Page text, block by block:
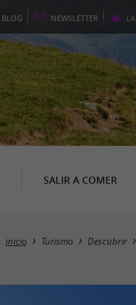
BLOG NEWSLETTER LA
SALIR A COMER
inicio Turismo Descubrir